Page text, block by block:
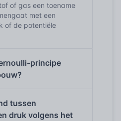
of gas een toename
met een
of de potentiële
principe
tussen
druk volgens het